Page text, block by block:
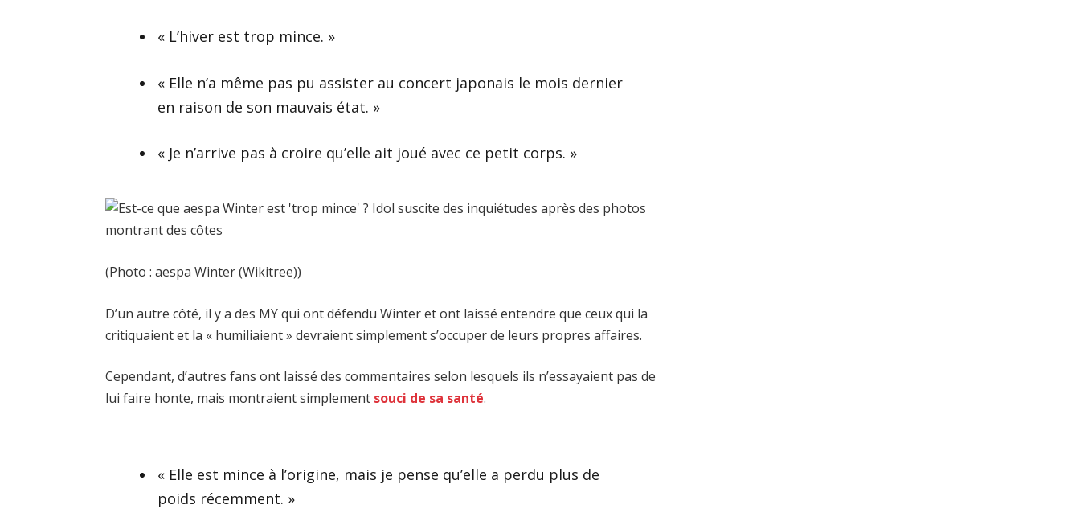
« L’hiver est trop mince. »
« Elle n’a même pas pu assister au concert japonais le mois dernier
en raison de son mauvais état. »
« Je n’arrive pas à croire qu’elle ait joué avec ce petit corps. »
(Photo : aespa Winter (Wikitree))
D’un autre côté, il y a des MY qui ont défendu Winter et ont laissé entendre que ceux qui la
critiquaient et la « humiliaient » devraient simplement s’occuper de leurs propres affaires.
Cependant, d’autres fans ont laissé des commentaires selon lesquels ils n’essayaient pas de
lui faire honte, mais montraient simplement souci de sa santé.
« Elle est mince à l’origine, mais je pense qu’elle a perdu plus de
poids récemment. »